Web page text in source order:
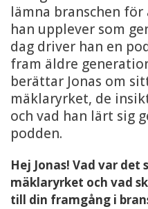
lämna branschen
han upplever som
dag driver han en
fram äldre
berättar Jonas om
mäklaryrket, de
och vad han lärt sig
podden.
Hej Jonas! Vad var
mäklaryrket och vad
till din framgång i